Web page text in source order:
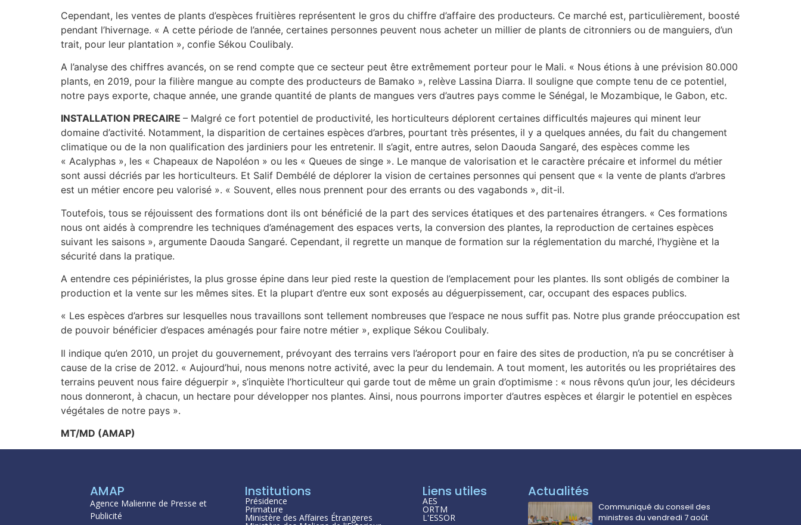
Cependant, les ventes de plants d’espèces fruitières représentent le gros du chiffre d’affaire des producteurs. Ce marché est, particulièrement, boosté
pendant l’hivernage. « A cette période de l’année, certaines personnes peuvent nous acheter un millier de plants de citronniers ou de manguiers, d’un
trait, pour leur plantation », confie Sékou Coulibaly.
A l’analyse des chiffres avancés, on se rend compte que ce secteur peut être extrêmement porteur pour le Mali. « Nous étions à une prévision 80.000
plants, en 2019, pour la filière mangue au compte des producteurs de Bamako », relève Lassina Diarra. Il souligne que compte tenu de ce potentiel,
notre pays exporte, chaque année, une grande quantité de plants de mangues vers d’autres pays comme le Sénégal, le Mozambique, le Gabon, etc.
INSTALLATION PRECAIRE – Malgré ce fort potentiel de productivité, les horticulteurs déplorent certaines difficultés majeures qui minent leur
domaine d’activité. Notamment, la disparition de certaines espèces d’arbres, pourtant très présentes, il y a quelques années, du fait du changement
climatique ou de la non qualification des jardiniers pour les entretenir. Il s’agit, entre autres, selon Daouda Sangaré, des espèces comme les
« Acalyphas », les « Chapeaux de Napoléon » ou les « Queues de singe ». Le manque de valorisation et le caractère précaire et informel du métier
sont aussi décriés par les horticulteurs. Et Salif Dembélé de déplorer la vision de certaines personnes qui pensent que « la vente de plants d’arbres
est un métier encore peu valorisé ». « Souvent, elles nous prennent pour des errants ou des vagabonds », dit-il.
Toutefois, tous se réjouissent des formations dont ils ont bénéficié de la part des services étatiques et des partenaires étrangers. « Ces formations
nous ont aidés à comprendre les techniques d’aménagement des espaces verts, la conversion des plantes, la reproduction de certaines espèces
suivant les saisons », argumente Daouda Sangaré. Cependant, il regrette un manque de formation sur la réglementation du marché, l’hygiène et la
sécurité dans la pratique.
A entendre ces pépiniéristes, la plus grosse épine dans leur pied reste la question de l’emplacement pour les plantes. Ils sont obligés de combiner la
production et la vente sur les mêmes sites. Et la plupart d’entre eux sont exposés au déguerpissement, car, occupant des espaces publics.
« Les espèces d’arbres sur lesquelles nous travaillons sont tellement nombreuses que l’espace ne nous suffit pas. Notre plus grande préoccupation est
de pouvoir bénéficier d’espaces aménagés pour faire notre métier », explique Sékou Coulibaly.
Il indique qu’en 2010, un projet du gouvernement, prévoyant des terrains vers l’aéroport pour en faire des sites de production, n’a pu se concrétiser à
cause de la crise de 2012. « Aujourd’hui, nous menons notre activité, avec la peur du lendemain. A tout moment, les autorités ou les propriétaires des
terrains peuvent nous faire déguerpir », s’inquiète l’horticulteur qui garde tout de même un grain d’optimisme : « nous rêvons qu’un jour, les décideurs
nous donneront, à chacun, un hectare pour développer nos plantes. Ainsi, nous pourrons importer d’autres espèces et élargir le potentiel en espèces
végétales de notre pays ».
MT/MD (AMAP)
AMAP
Agence Malienne de Presse et
Publicité
Institutions
Présidence
Primature
Ministère des Affaires Étrangeres
Liens utiles
AES
ORTM
L'ESSOR
Actualités
Communiqué du conseil des
ministres du vendredi 7 août